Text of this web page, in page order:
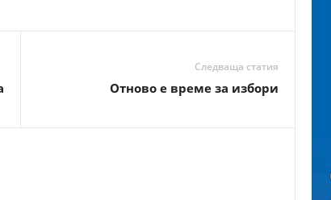
Следваща статия
Отново е време за избори